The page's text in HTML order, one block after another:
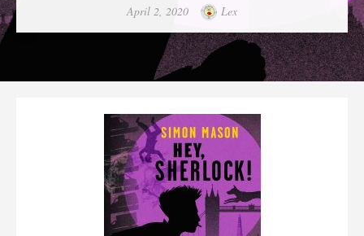
Posted
April 2, 2020 Author
Lex